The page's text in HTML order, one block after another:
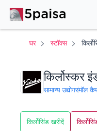
घर स्टॉक्स
किर्लोस्कर
सामान्य उद्योगस्मॉल
किर्लोसिंड खरीदें